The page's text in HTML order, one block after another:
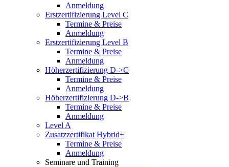
Anmeldung
Erstzertifizierung Level C
Termine & Preise
Anmeldung
Erstzertifizierung Level B
Termine & Preise
Anmeldung
Höherzertifizierung D->C
Termine & Preise
Anmeldung
Höherzertifizierung D->B
Termine & Preise
Anmeldung
Level A
Zusatzzertifikat Hybrid+
Termine & Preise
Anmeldung
Seminare und Training